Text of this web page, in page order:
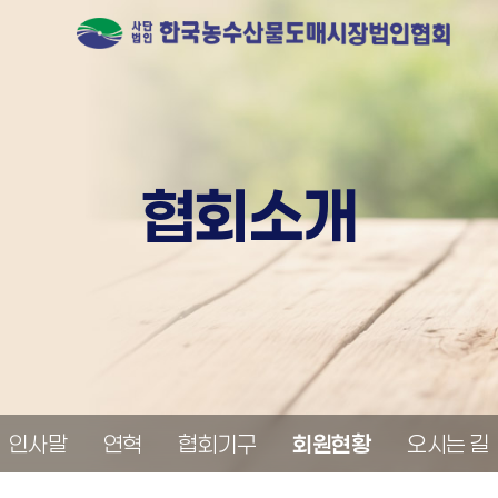
협회소개
인사말 연혁 협회기구 회원현황 오시는 길